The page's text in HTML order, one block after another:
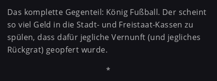
Das komplette Gegenteil: König Fußball. Der scheint
so viel Geld in die Stadt- und Freistaat-Kassen zu
spülen, dass dafür jegliche Vernunft (und jegliches
Rückgrat) geopfert wurde.
*